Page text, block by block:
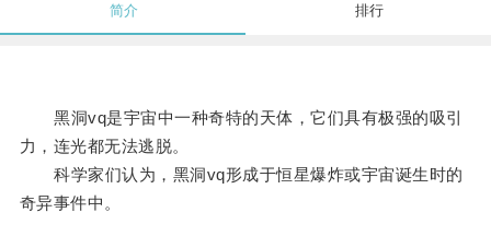
简介 排行
黑洞vq是宇宙中一种奇特的天体，它们具有极强的吸引
力，连光都无法逃脱。
科学家们认为，黑洞vq形成于恒星爆炸或宇宙诞生时的
奇异事件中。